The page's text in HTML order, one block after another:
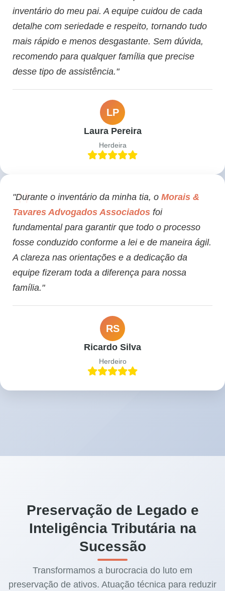
inventário do meu pai. A equipe cuidou de cada
detalhe com seriedade e respeito, tornando tudo
mais rápido e menos desgastante. Sem dúvida,
recomendo para qualquer família que precise
desse tipo de assistência."
LP
Laura Pereira
Herdeira
"Durante o inventário da minha tia, o Morais &
Tavares Advogados Associados foi
fundamental para garantir que todo o processo
fosse conduzido conforme a lei e de maneira ágil.
A clareza nas orientações e a dedicação da
equipe fizeram toda a diferença para nossa
família."
RS
Ricardo Silva
Herdeiro
Preservação de Legado e
Inteligência Tributária na
Sucessão
Transformamos a burocracia do luto em
preservação de ativos. Atuação técnica para reduzir